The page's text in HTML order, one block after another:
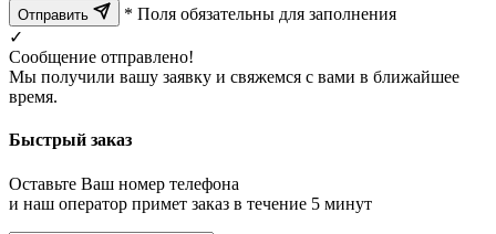
Отправить
* Поля обязательны для заполнения
✓
Сообщение отправлено!
Мы получили вашу заявку и свяжемся с вами в ближайшее
время.
Быстрый заказ
Оставьте Ваш номер телефона
и наш оператор примет заказ в течение 5 минут